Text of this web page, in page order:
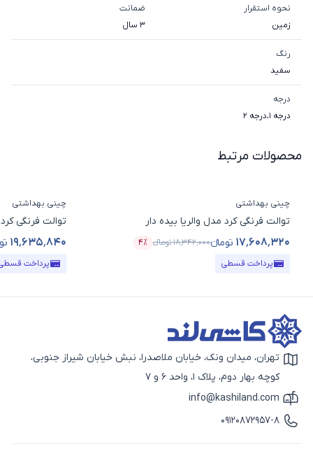
نحوه استقرار
زمین
ضمانت
3 سال
رنگ
سفید
درجه
درجه 1 ،درجه 2
محصولات مرتبط
چینی بهداشتی
توالت فرنگی کرد مدل والریا بیده دار
۱۷٬۶۰۸٬۳۲۰ تومانء۱۸٬۳۴۲٬۰۰۰تومانء
قیمت محصول
۴٪
درصد تخفیف
پرداخت قسطی
چینی بهداشتی
توالت فرنگی
۱۹٬۶۳۵٬۸۴۰
قیمت محصول
پرداخت
آیکون نقشه
تهران، میدان ونک، خیابان ملاصدرا، نبش خیابان شیراز جنوبی،
کوچه بهار دوم، پلاک 1، واحد 6 و 7
آیکون ایمیل
info@kashiland.com
آیکون تماس
09120872957-8